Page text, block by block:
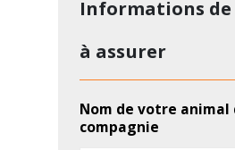
Assurance souhaitée